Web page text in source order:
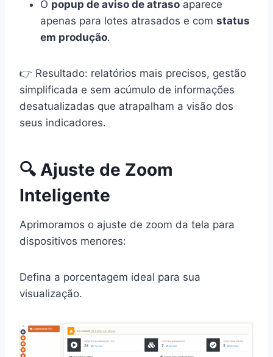
O popup de aviso de atraso aparece
apenas para lotes atrasados e com status
em produção.
👉 Resultado: relatórios mais precisos, gestão
simplificada e sem acúmulo de informações
desatualizadas que atrapalham a visão dos
seus indicadores.
🔍 Ajuste de Zoom
Inteligente
Aprimoramos o ajuste de zoom da tela para
dispositivos menores:
Defina a porcentagem ideal para sua
visualização.